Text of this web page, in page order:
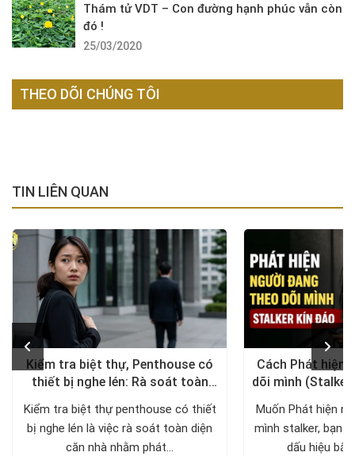
Thám tử VDT – Con đường hạnh phúc vẫn còn
đó !
25/03/2020
THEO DÕI CHÚNG TÔI
TIN LIÊN QUAN
Kiểm tra biệt thự, Penthouse có
thiết bị nghe lén: Rà soát toàn
Kiểm tra biệt thự penthouse có thiết
bị nghe lén là việc rà soát toàn diện
căn nhà nhằm phát...
Cách Phát hiện
dõi mình
Muốn Phát hiện
mình stalker, bạn
dấu hiệu bất